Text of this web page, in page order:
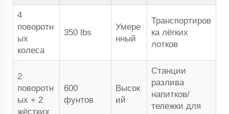
4
поворотн
ых
колеса
350 lbs
Умере
нный
Транспортиров
ка лёгких
лотков
2
поворотн
ых + 2
жёстких
600
фунтов
Высок
ий
Станции
разлива
напитков/
тележки для